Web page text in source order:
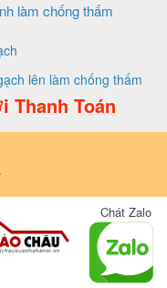
làm chống thấm
lên làm chống thấm
Thanh Toán
Chát Zalo